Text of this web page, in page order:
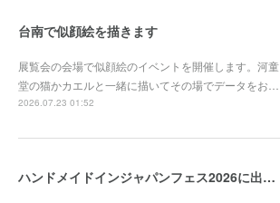
台南で似顔絵を描きます
展覧会の会場で似顔絵のイベントを開催します。河童
堂の猫かカエルと一緒に描いてその場でデータをお…
2026.07.23 01:52
ハンドメイドインジャパンフェス2026に出展します